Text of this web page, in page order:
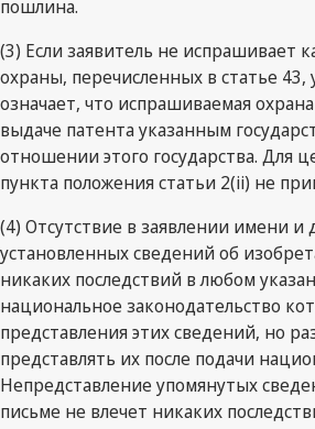
пошлина.
(3) Если заявитель не испрашивает
охраны, перечисленных в статье 43,
означает, что испрашиваемая
выдаче патента указанным
отношении этого государства. Для
пункта положения статьи 2(ii) не
(4) Отсутствие в заявлении имени и
установленных сведений об
никаких последствий в любом
национальное законодательство
представления этих сведений, но
представлять их после подачи
Непредставление упомянутых
письме не влечет никаких